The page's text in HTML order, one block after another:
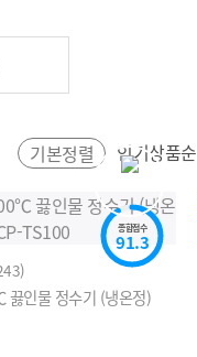
기본정렬 인기상품순
종합점수
91.3
인물 정수기 (냉온정)